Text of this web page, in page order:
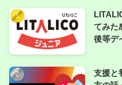
てみた
後等デ
支援と